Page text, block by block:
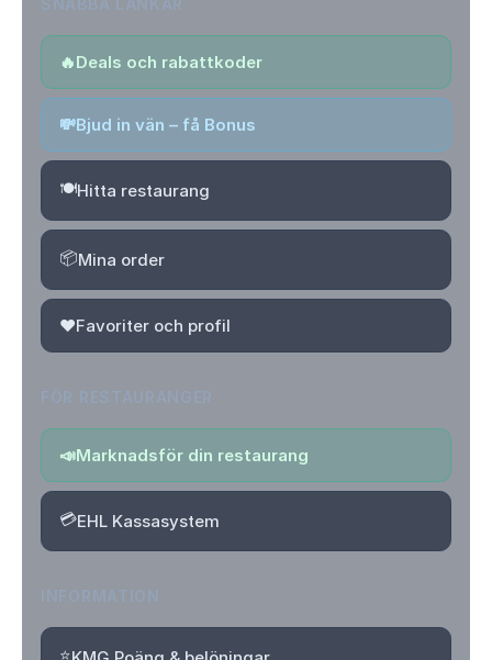
🔥Deals och rabattkoder
💸Bjud in vän – få Bonus
🍽️Hitta restaurang
📦Mina order
❤️Favoriter och profil
📣Marknadsför din restaurang
💳EHL Kassasystem
⭐